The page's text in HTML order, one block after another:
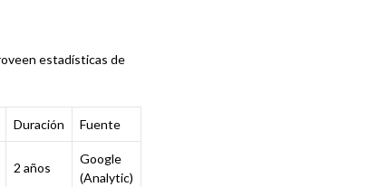
estadísticas de
Duración Fuente
2 años
Google
(Analytic)